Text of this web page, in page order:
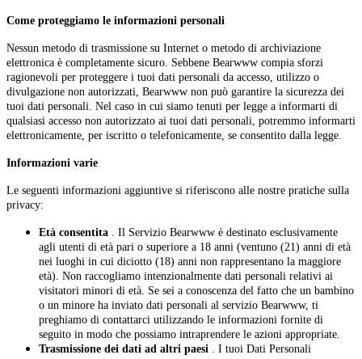
Come proteggiamo le informazioni personali
Nessun metodo di trasmissione su Internet o metodo di archiviazione
elettronica è completamente sicuro. Sebbene Bearwww compia sforzi
ragionevoli per proteggere i tuoi dati personali da accesso, utilizzo o
divulgazione non autorizzati, Bearwww non può garantire la sicurezza dei
tuoi dati personali. Nel caso in cui siamo tenuti per legge a informarti di
qualsiasi accesso non autorizzato ai tuoi dati personali, potremmo informarti
elettronicamente, per iscritto o telefonicamente, se consentito dalla legge.
Informazioni varie
Le seguenti informazioni aggiuntive si riferiscono alle nostre pratiche sulla
privacy:
Età consentita . Il Servizio Bearwww è destinato esclusivamente
agli utenti di età pari o superiore a 18 anni (ventuno (21) anni di età
nei luoghi in cui diciotto (18) anni non rappresentano la maggiore
età). Non raccogliamo intenzionalmente dati personali relativi ai
visitatori minori di età. Se sei a conoscenza del fatto che un bambino
o un minore ha inviato dati personali al servizio Bearwww, ti
preghiamo di contattarci utilizzando le informazioni fornite di
seguito in modo che possiamo intraprendere le azioni appropriate.
Trasmissione dei dati ad altri paesi . I tuoi Dati Personali